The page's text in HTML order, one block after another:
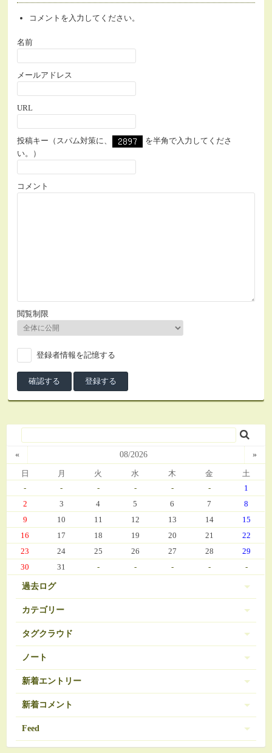
コメントを入力してください。
名前
メールアドレス
URL
投稿キー（スパム対策に、
を半角で入力してくださ
い。）
コメント
閲覧制限
登録者情報を記憶する
« 08/2026 »
日 月 火 水 木 金 土
- - - - - -
1
2
3 4 5 6 7
8
9
10 11 12 13 14
15
16
17 18 19 20 21
22
23
24 25 26 27 28
29
30
31 - - - - -
過去ログ
カテゴリー
伊豆 (303)
日常 (560)
娘の成長 (669)
ゲーム (342)
タグクラウド
BRAVELY DEFAULT
SDガンダム お弁当
お気に入り（私）
アーマードコア エランシア
オンラインゲーム 508 ガンダム 24
ノート
ノートは登録されていません。
新着エントリー
javascript 再勉強中
新着コメント
Re:エランシア DSH版SS
2026/06/18 from 承認待ち
Feed